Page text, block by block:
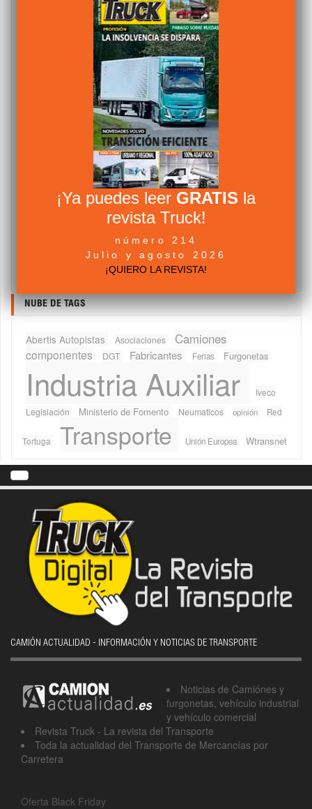
NUBE DE TAGS
Abertis Autopistas Asociaciones Camiones
componentes DGT Fabricantes Ferias Furgonetas
Industria Auxiliar
Iveco
Legislación
Ministerio de Fomento Neumaticos opinión Red
Tortuga Transporte Unión Europea Wtransnet
CAMIÓN ACTUALIDAD - INFORMACIÓN Y NOTICIAS DE TRANSPORTE
Noticias de Camiónes y
furgonetas, vehículo industrial
y vehículo comercial
Revista Truck - La revista del Transporte
Toda la actualidad del Transporte de Mercancías por
Carretera
Oferta Black Friday
¡Ya puedes leer GRATIS la
revista Truck!
número 214
Julio y agosto 2026
¡QUIERO LA REVISTA!